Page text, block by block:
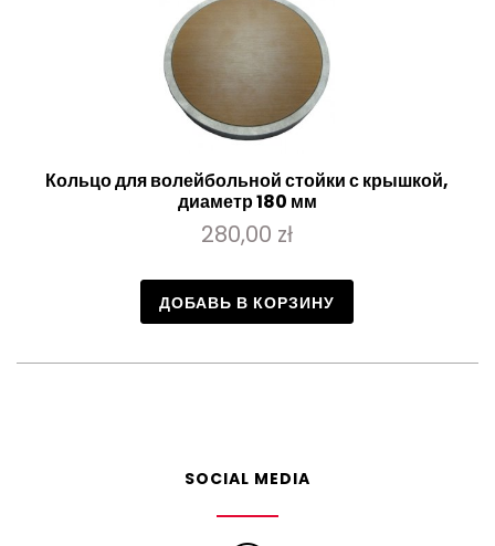
Кольцо для волейбольной стойки с крышкой,
диаметр 180 мм
280,00 zł
ДОБАВЬ В КОРЗИНУ
SOCIAL MEDIA